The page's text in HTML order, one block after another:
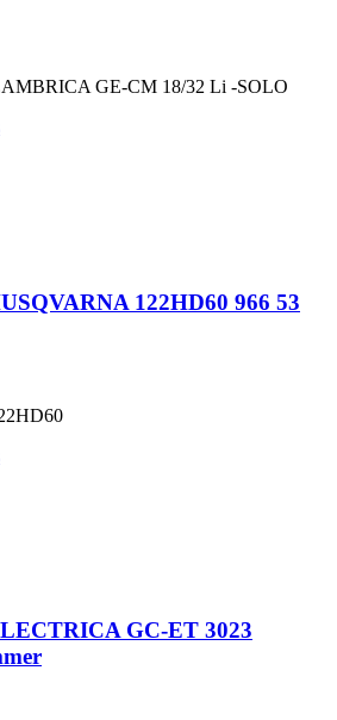
GE-CM 18/32 Li -SOLO
122HD60 966 53
GC-ET 3023